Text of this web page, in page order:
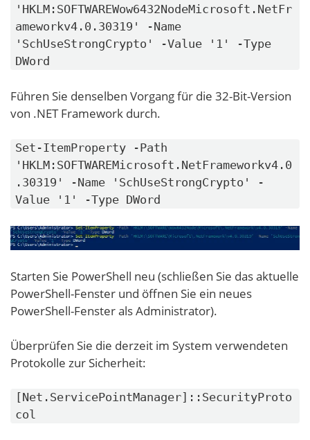
'HKLM:SOFTWAREWow6432NodeMicrosoft.NetFr
ameworkv4.0.30319' -Name
'SchUseStrongCrypto' -Value '1' -Type
DWord
Führen Sie denselben Vorgang für die 32-Bit-Version
von .NET Framework durch.
Set-ItemProperty -Path
'HKLM:SOFTWAREMicrosoft.NetFrameworkv4.0
.30319' -Name 'SchUseStrongCrypto' -
Value '1' -Type DWord
Starten Sie PowerShell neu (schließen Sie das aktuelle
PowerShell-Fenster und öffnen Sie ein neues
PowerShell-Fenster als Administrator).
Überprüfen Sie die derzeit im System verwendeten
Protokolle zur Sicherheit:
[Net.ServicePointManager]::SecurityProto
col